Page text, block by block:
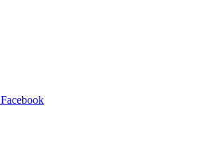
Facebook